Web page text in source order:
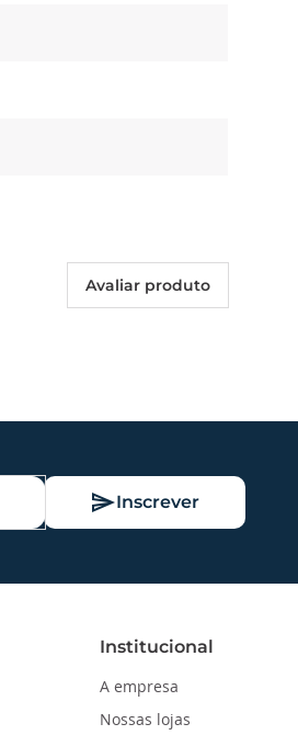
Avaliar produto
Inscrever
Institucional
A empresa
Nossas lojas